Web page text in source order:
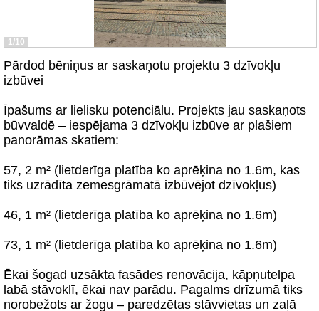
1/10
Pārdod bēniņus ar saskaņotu projektu 3 dzīvokļu
izbūvei
Īpašums ar lielisku potenciālu. Projekts jau saskaņots
būvvaldē – iespējama 3 dzīvokļu izbūve ar plašiem
panorāmas skatiem:
57, 2 m² (lietderīga platība ko aprēķina no 1.6m, kas
tiks uzrādīta zemesgrāmatā izbūvējot dzīvokļus)
46, 1 m² (lietderīga platība ko aprēķina no 1.6m)
73, 1 m² (lietderīga platība ko aprēķina no 1.6m)
Ēkai šogad uzsākta fasādes renovācija, kāpņutelpa
labā stāvoklī, ēkai nav parādu. Pagalms drīzumā tiks
norobežots ar žogu – paredzētas stāvvietas un zaļā